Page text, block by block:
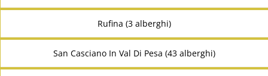
Rufina (3 alberghi)
San Casciano In Val Di Pesa (43 alberghi)